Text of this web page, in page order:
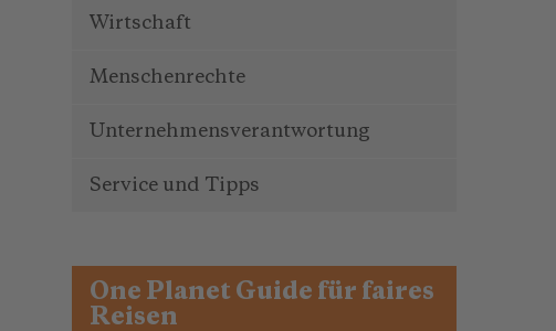
Wirtschaft
Menschenrechte
Unternehmensverantwortung
Service und Tipps
One Planet Guide für faires
Reisen